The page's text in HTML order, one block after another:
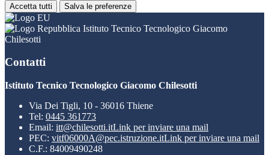
Accetta tutti Salva le preferenze
Istituto Tecnico Tecnologico Giacomo
Chilesotti
Contatti
Istituto Tecnico Tecnologico Giacomo Chilesotti
Via Dei Tigli, 10 - 36016 Thiene
Tel: 0445 361773
Email: itt@chilesotti.itLink per inviare una mail
PEC: vitf06000A@pec.istruzione.itLink per inviare una mail
C.F.: 84009490248